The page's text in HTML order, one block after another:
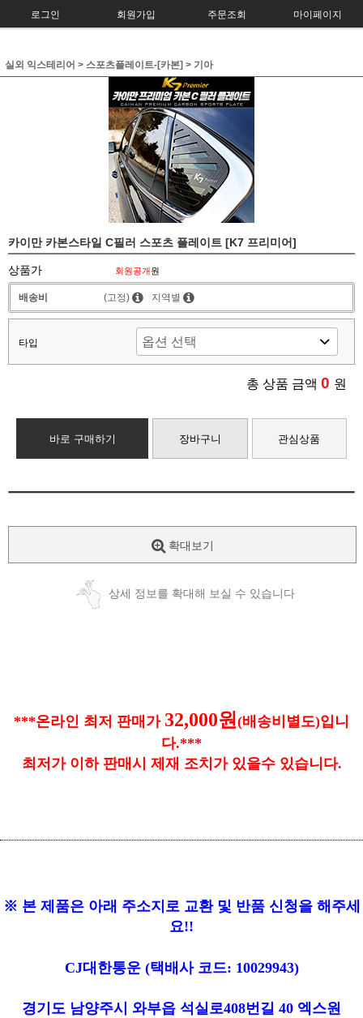
로그인 회원가입 주문조회 마이페이지
실외 익스테리어 > 스포츠플레이트-[카본] > 기아
카이만 카본스타일 C필러 스포츠 플레이트 [K7 프리미어]
상품가 회원공개원
배송비 (고정) 지역별
타입
총 상품 금액 0 원
바로 구매하기 장바구니 관심상품
확대보기
상세 정보를 확대해 보실 수 있습니다
***온라인 최저 판매가 32,000원(배송비별도)입니
다.***
최저가 이하 판매시 제재 조치가 있을수 있습니다.
※ 본 제품은 아래 주소지로 교환 및 반품 신청을 해주세
요!!
CJ대한통운 (택배사 코드: 10029943)
경기도 남양주시 와부읍 석실로408번길 40 엑스원